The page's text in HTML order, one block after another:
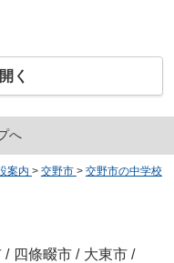
く
へ
案内 > 交野市 > 交野市の中学校
/ 四條畷市 / 大東市 /